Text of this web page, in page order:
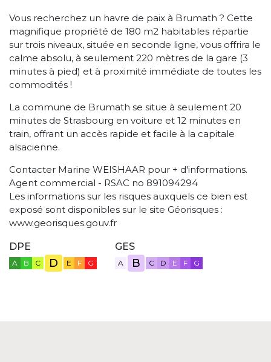
Vous recherchez un havre de paix à Brumath ? Cette
magnifique propriété de 180 m2 habitables répartie
sur trois niveaux, située en seconde ligne, vous offrira le
calme absolu, à seulement 220 mètres de la gare (3
minutes à pied) et à proximité immédiate de toutes les
commodités !
La commune de Brumath se situe à seulement 20
minutes de Strasbourg en voiture et 12 minutes en
train, offrant un accès rapide et facile à la capitale
alsacienne.
Contacter Marine WEISHAAR pour + d'informations.
Agent commercial - RSAC no 891094294
Les informations sur les risques auxquels ce bien est
exposé sont disponibles sur le site Géorisques :
www.georisques.gouv.fr
DPE
A B C D E F G
GES
A B C D E F G